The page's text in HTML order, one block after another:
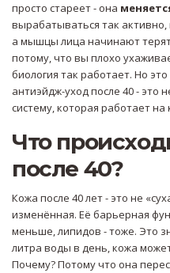
просто стареет - она
вырабатываться так активно,
а мышцы лица начинают
потому, что вы плохо
биология так работает. Но
антиэйдж-уход после 40 - это
систему, которая работает
Что
после 40?
Кожа после 40 лет - это не
изменённая. Её барьерная
меньше, липидов - тоже. Это
литра воды в день, кожа
Почему? Потому что она